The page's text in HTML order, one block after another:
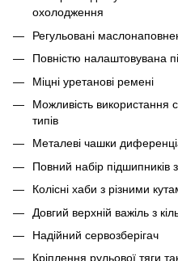
охолодження
Регульовані
Повністю налаштовувана
Міцні уретанові ремені
Можливість використання
типів
Металеві чашки
Повний набір
Колісні хаби з різними
Довгий верхній важіль з
Надійний сервозберігач
Кріплення рульової тяги